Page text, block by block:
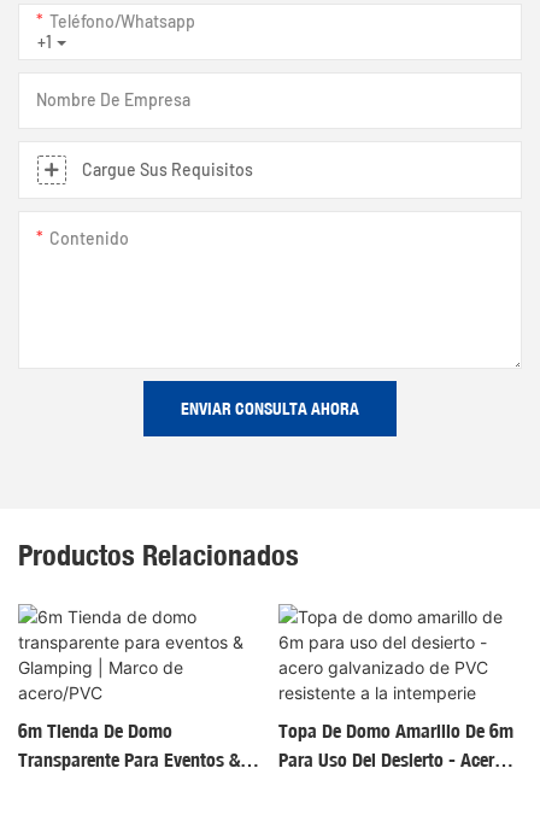
+1
Teléfono/whatsapp
Nombre De Empresa
Cargue Sus Requisitos
Contenido
ENVIAR CONSULTA AHORA
Productos Relacionados
6m Tienda De Domo
Transparente Para Eventos &
Topa De Domo Amarillo De 6m
Para Uso Del Desierto - Acero